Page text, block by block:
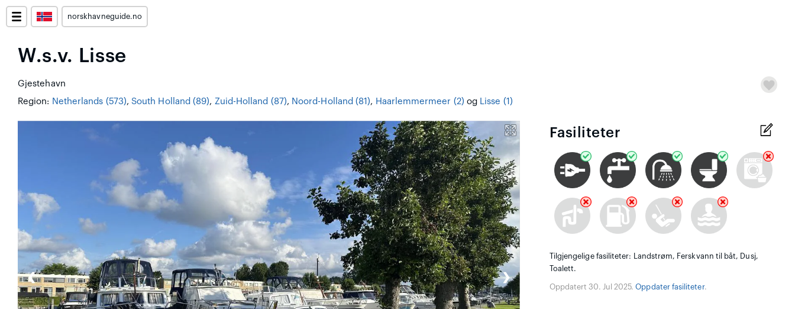
norskhavneguide.no
W.s.v. Lisse
Gjestehavn
Region: Netherlands (573), South Holland (89), Zuid-Holland (87), Noord-Holland (81), Haarlemmermeer (2) og Lisse (1)
❮ ❯
Fasiliteter
Tilgjengelige fasiliteter: Landstrøm, Ferskvann til båt, Dusj,
Toalett.
Oppdatert 30. Jul 2025.Oppdater fasiliteter.